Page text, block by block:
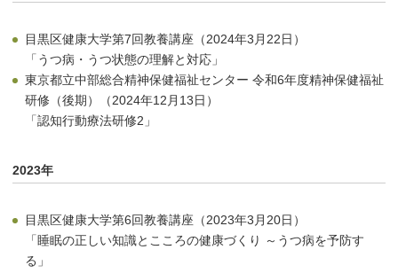
目黒区健康大学第7回教養講座（2024年3月22日）
「うつ病・うつ状態の理解と対応」
東京都立中部総合精神保健福祉センター 令和6年度精神保健福祉
研修（後期）（2024年12月13日）
「認知行動療法研修2」
2023年
目黒区健康大学第6回教養講座（2023年3月20日）
「睡眠の正しい知識とこころの健康づくり ～うつ病を予防す
る」